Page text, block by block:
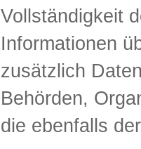
Vollständigkeit
Informationen
zusätzlich
Behörden,
die ebenfalls